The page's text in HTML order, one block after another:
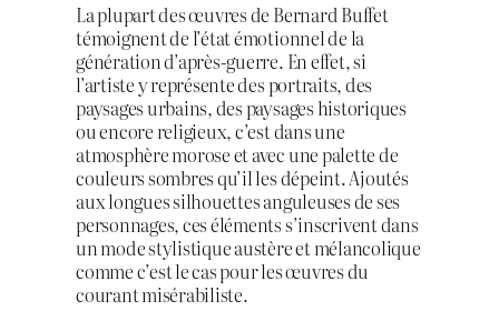
La plupart des œuvres de Bernard Buffet
témoignent de l’état émotionnel de la
génération d’après-guerre. En effet, si
l’artiste y représente des portraits, des
paysages urbains, des paysages historiques
ou encore religieux, c’est dans une
atmosphère morose et avec une palette de
couleurs sombres qu’il les dépeint. Ajoutés
aux longues silhouettes anguleuses de ses
personnages, ces éléments s’inscrivent dans
un mode stylistique austère et mélancolique
comme c’est le cas pour les œuvres du
courant misérabiliste.